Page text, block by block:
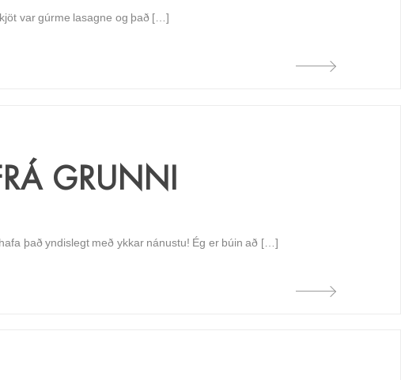
var gúrme lasagne og það […]
GRUNNI
það yndislegt með ykkar nánustu! Ég er búin að […]